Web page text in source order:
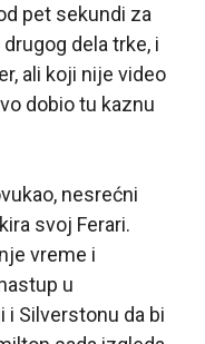
pet sekundi za
dela trke, i
ali koji nije video
dobio tu kaznu
nesrećni
svoj Ferari.
vreme i
u
Silverstonu da bi